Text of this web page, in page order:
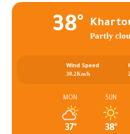
Partly
38°
Wind Speed
30.2Km/h
SUN
38°
MON
37°